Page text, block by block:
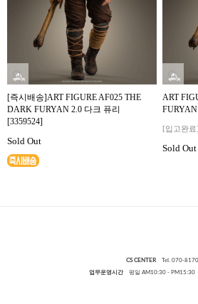
[즉시배송]ART FIGURE AF025 THE
DARK FURYAN 2.0 다크 퓨리
[3359524]
Sold Out
ART
[입고완료]
Sold Out
CS CENTERTel. 070-
업무운영시간평일 AM10:30 - PM15:30